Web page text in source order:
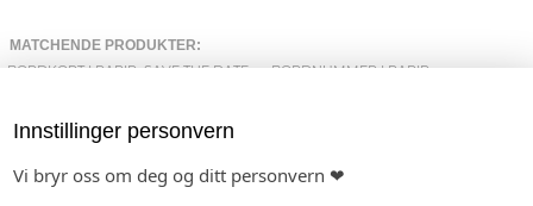
MATCHENDE PRODUKTER:
BORDKORT I PAPIR SAVE THE DATE BORDNUMMER I PAPIR
Innstillinger personvern
Vi bryr oss om deg og ditt personvern ❤